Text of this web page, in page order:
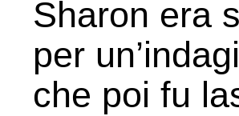
Sharon era
per
che poi fu